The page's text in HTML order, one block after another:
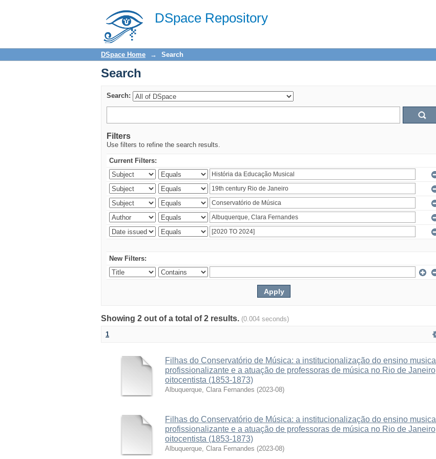
DSpace Repository
Search
DSpace Home → Search
Search
Search:
Filters
Use filters to refine the search results.
Current Filters:
New Filters:
Showing 2 out of a total of 2 results. (0.004 seconds)
1
Filhas do Conservatório de Música: a institucionalização do ensino musical
profissionalizante e a atuação de professoras de música no Rio de Janeiro
oitocentista (1853-1873)
Albuquerque, Clara Fernandes (2023-08)
Filhas do Conservatório de Música: a institucionalização do ensino musical
profissionalizante e a atuação de professoras de música no Rio de Janeiro
oitocentista (1853-1873)
Albuquerque, Clara Fernandes (2023-08)